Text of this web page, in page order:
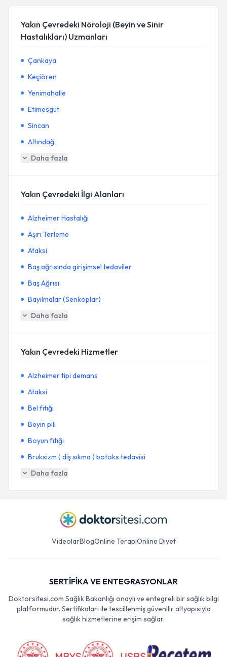
Yakın Çevredeki Nöroloji (Beyin ve Sinir
Hastalıkları) Uzmanları
Çankaya
Keçiören
Yenimahalle
Etimesgut
Sincan
Altındağ
Daha fazla
Yakın Çevredeki İlgi Alanları
Alzheimer Hastalığı
Aşırı Terleme
Ataksi
Baş ağrısında girişimsel tedaviler
Baş Ağrısı
Bayılmalar (Senkoplar)
Daha fazla
Yakın Çevredeki Hizmetler
Alzheimer tipi demans
Ataksi
Bel fıtığı
Beyin pili
Boyun fıtığı
Bruksizm ( diş sıkma ) botoks tedavisi
Daha fazla
VideolarBlogOnline TerapiOnline Diyet
SERTİFİKA VE ENTEGRASYONLAR
Doktorsitesi.com Sağlık Bakanlığı onaylı ve entegreli bir sağlık bilgi
platformudur. Sertifikaları ile tescillenmiş güvenilir altyapısıyla
sağlık hizmetlerine erişim sağlar.